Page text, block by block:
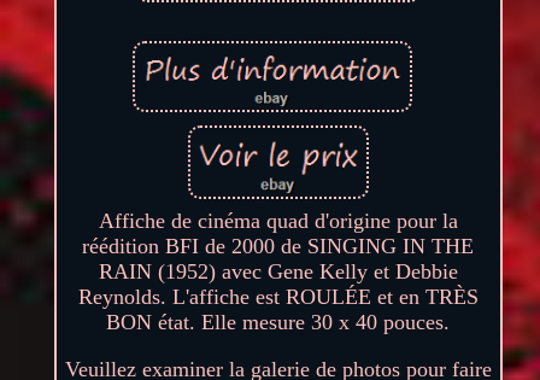
Affiche de cinéma quad d'origine pour la
réédition BFI de 2000 de SINGING IN THE
RAIN (1952) avec Gene Kelly et Debbie
Reynolds. L'affiche est ROULÉE et en TRÈS
BON état. Elle mesure 30 x 40 pouces.
Veuillez examiner la galerie de photos pour faire